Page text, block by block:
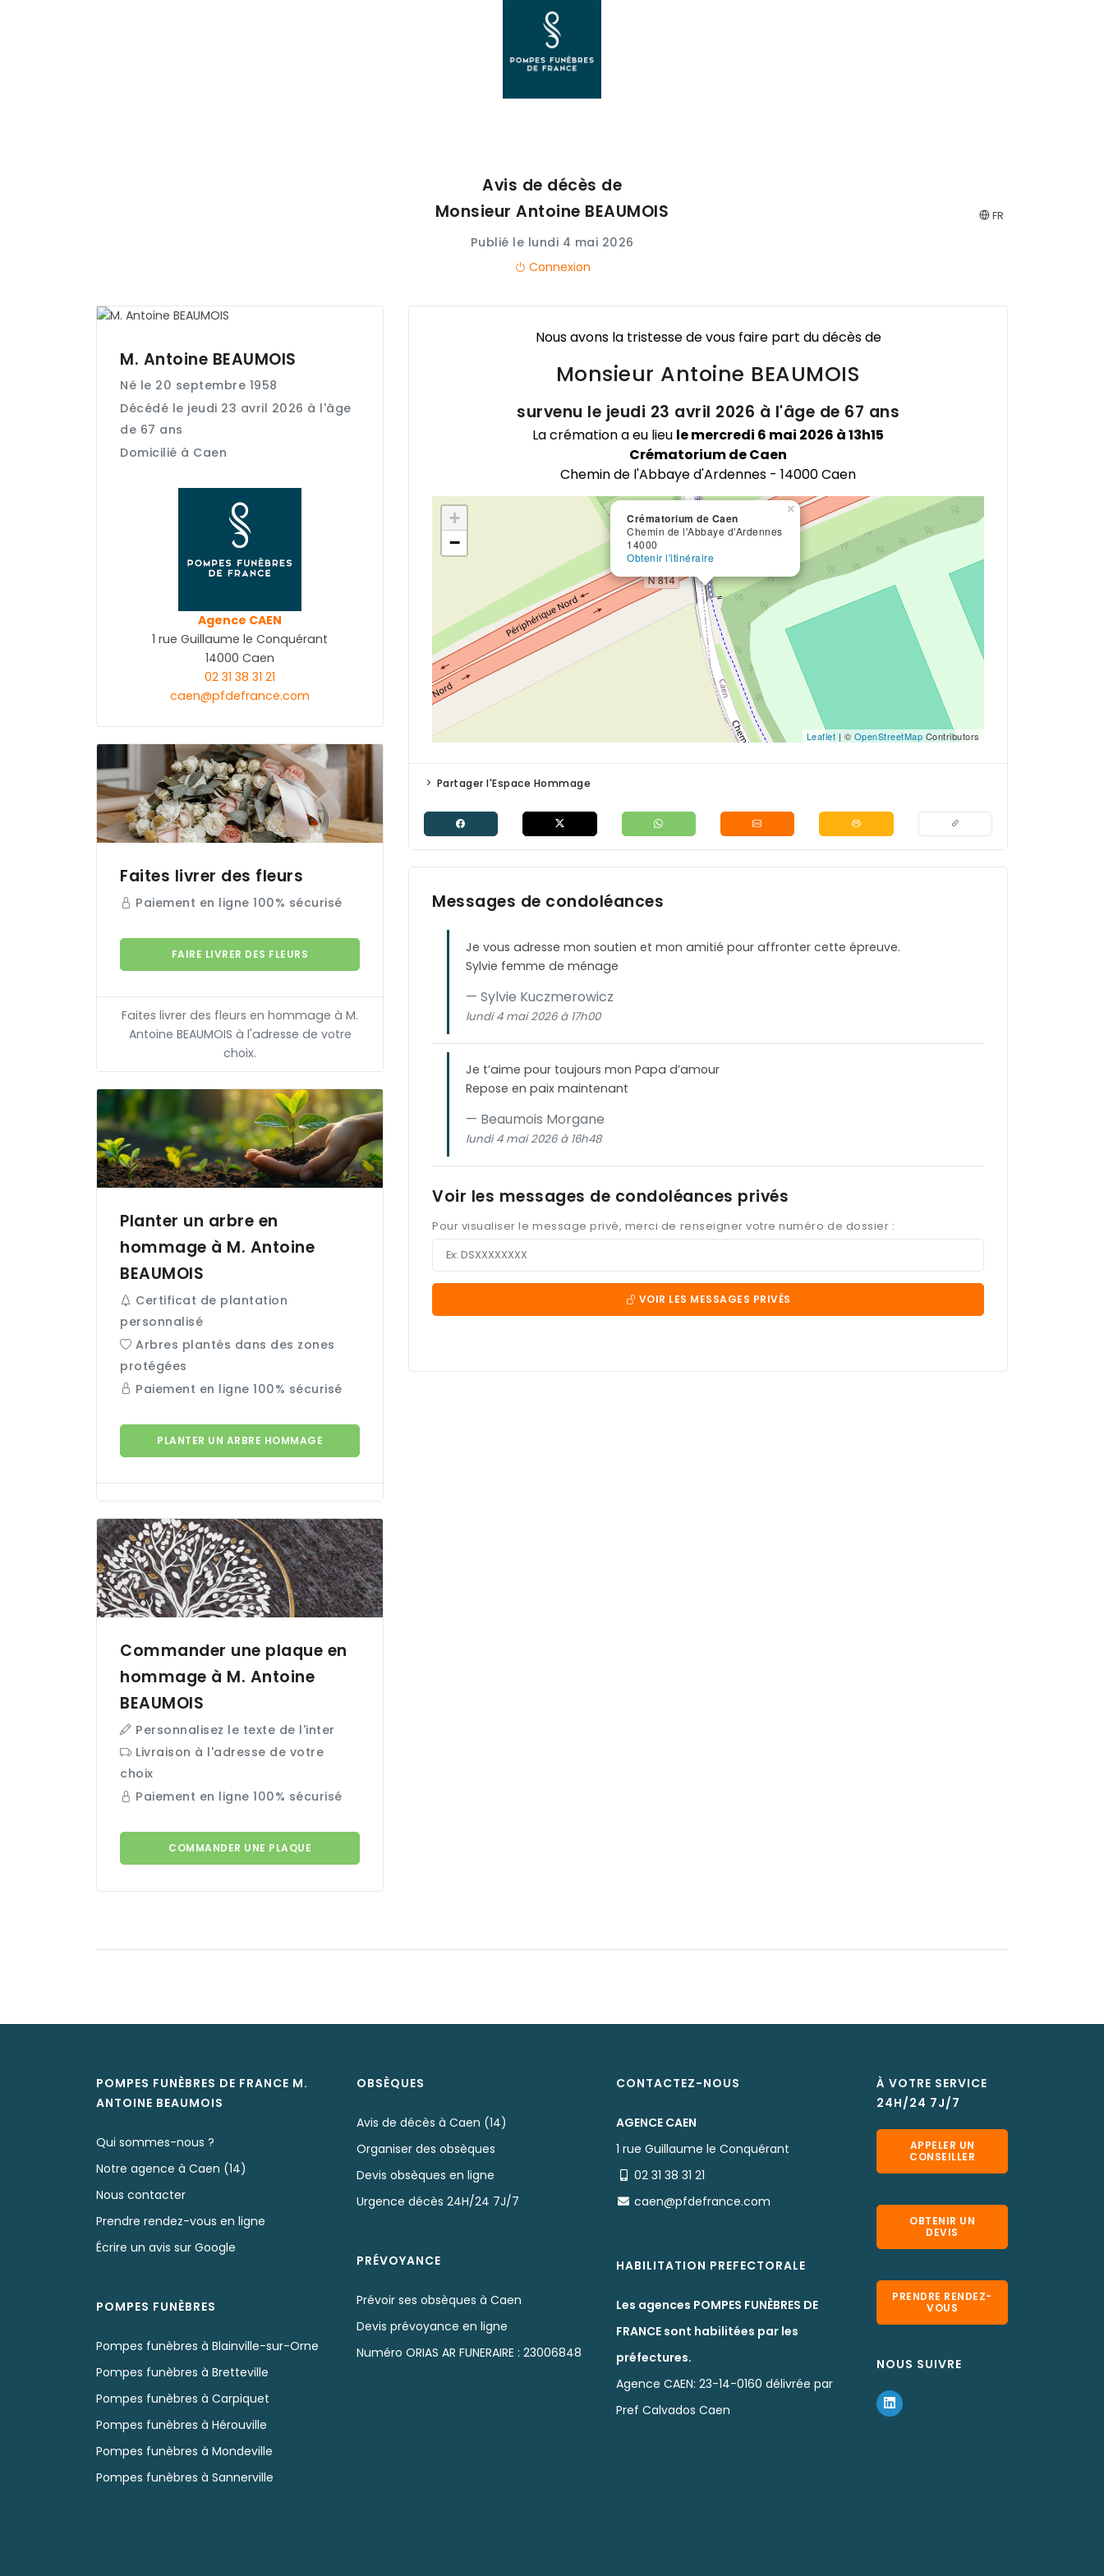
Avis de décès de
Monsieur Antoine BEAUMOIS
Publié le lundi 4 mai 2026
Connexion
FR
M. Antoine BEAUMOIS
Né le 20 septembre 1958
Décédé le jeudi 23 avril 2026 à l'âge
de 67 ans
Domicilié à Caen
Agence CAEN
1 rue Guillaume le Conquérant
14000 Caen
02 31 38 31 21
caen@pfdefrance.com
Faites livrer des fleurs
Paiement en ligne 100% sécurisé
FAIRE LIVRER DES FLEURS
Faites livrer des fleurs en hommage à M.
Antoine BEAUMOIS à l'adresse de votre
choix.
Planter un arbre en
hommage à M. Antoine
BEAUMOIS
Certificat de plantation
personnalisé
Arbres plantés dans des zones
protégées
Paiement en ligne 100% sécurisé
PLANTER UN ARBRE HOMMAGE
Commander une plaque en
hommage à M. Antoine
BEAUMOIS
Personnalisez le texte de l'inter
Livraison à l'adresse de votre
choix
Paiement en ligne 100% sécurisé
COMMANDER UNE PLAQUE
Nous avons la tristesse de vous faire part du décès de
Monsieur Antoine BEAUMOIS
survenu le jeudi 23 avril 2026 à l'âge de 67 ans
La crémation a eu lieu le mercredi 6 mai 2026 à 13h15
Crématorium de Caen
Chemin de l'Abbaye d'Ardennes - 14000 Caen
Crématorium de Caen
Chemin de l'Abbaye d'Ardennes
14000
Obtenir l'itinéraire
×
+
−
Leaflet | © OpenStreetMap Contributors
Partager l'Espace Hommage
Messages de condoléances
Je vous adresse mon soutien et mon amitié pour affronter cette épreuve.
Sylvie femme de ménage
Sylvie Kuczmerowicz
lundi 4 mai 2026 à 17h00
Je t’aime pour toujours mon Papa d’amour
Repose en paix maintenant
Beaumois Morgane
lundi 4 mai 2026 à 16h48
Voir les messages de condoléances privés
Pour visualiser le message privé, merci de renseigner votre numéro de dossier :
VOIR LES MESSAGES PRIVÉS
POMPES FUNÈBRES DE FRANCE M.
ANTOINE BEAUMOIS
Qui sommes-nous ?
Notre agence à Caen (14)
Nous contacter
Prendre rendez-vous en ligne
Écrire un avis sur Google
POMPES FUNÈBRES
Pompes funèbres à Blainville-sur-Orne
Pompes funèbres à Bretteville
Pompes funèbres à Carpiquet
Pompes funèbres à Hérouville
Pompes funèbres à Mondeville
Pompes funèbres à Sannerville
OBSÈQUES
Avis de décès à Caen (14)
Organiser des obsèques
Devis obsèques en ligne
Urgence décès 24H/24 7J/7
PRÉVOYANCE
Prévoir ses obsèques à Caen
Devis prévoyance en ligne
Numéro ORIAS AR FUNERAIRE : 23006848
CONTACTEZ-NOUS
AGENCE CAEN
1 rue Guillaume le Conquérant
02 31 38 31 21
caen@pfdefrance.com
HABILITATION PREFECTORALE
Les agences POMPES FUNÈBRES DE
FRANCE sont habilitées par les
préfectures.
Agence CAEN: 23-14-0160 délivrée par
Pref Calvados Caen
À VOTRE SERVICE
24H/24 7J/7
APPELER UN
CONSEILLER
OBTENIR UN
DEVIS
PRENDRE RENDEZ-
VOUS
NOUS SUIVRE